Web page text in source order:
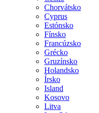
Chorvátsko
Cyprus
Estónsko
Fínsko
Francúzsko
Grécko
Gruzínsko
Holandsko
Írsko
Island
Kosovo
Litva